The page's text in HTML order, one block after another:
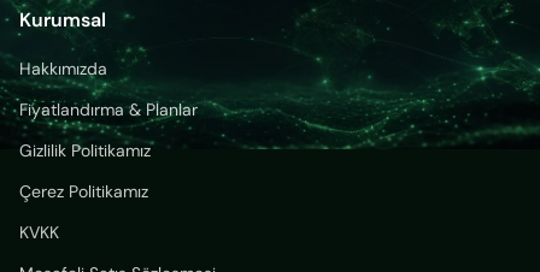
Kurumsal
Hakkımızda
Fiyatlandırma & Planlar
Gizlilik Politikamız
Çerez Politikamız
KVKK